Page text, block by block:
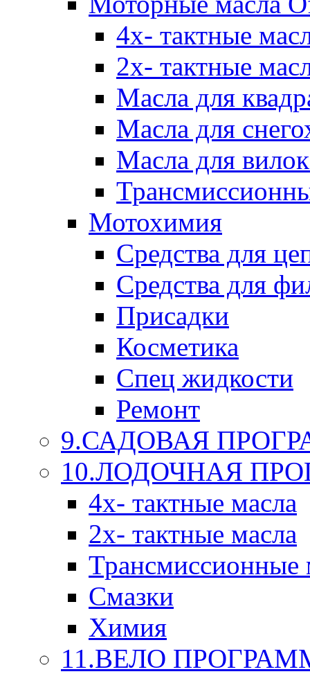
4х- тактные
2х- тактные
Масла для
Масла для
Масла для
Мотохимия
Средства для
Средства для
Присадки
Косметика
Спец жидкости
Ремонт
9.САДОВАЯ
10.ЛОДОЧНАЯ
4х- тактные масла
2х- тактные масла
Трансмиссионные
Смазки
Химия
11.ВЕЛО